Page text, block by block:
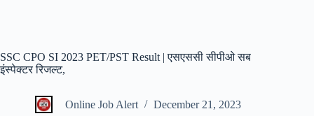
SSC CPO SI 2023 PET/PST Result | एसएससी सीपीओ सब
इंस्पेक्टर रिजल्ट,
Online Job Alert December 21, 2023